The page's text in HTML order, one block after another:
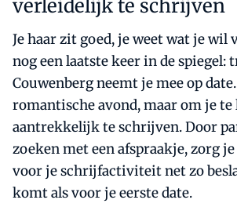
verleidelijk te schrijven
Je haar zit goed, je weet wat je wil
nog een laatste keer in de spiegel:
Couwenberg neemt je mee op
romantische avond, maar om je te
aantrekkelijk te schrijven. Door
zoeken met een afspraakje, zorg
voor je schrijfactiviteit net zo
komt als voor je eerste date.